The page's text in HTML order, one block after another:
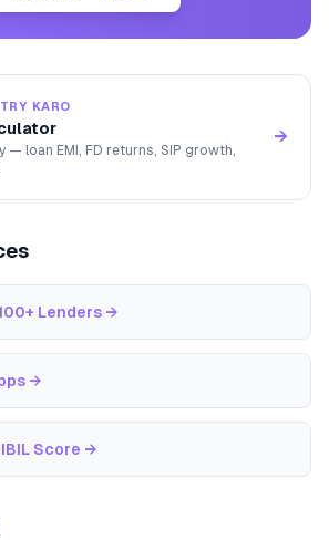
KARO
— loan EMI, FD returns, SIP growth,
→
Lenders →
→
Score →